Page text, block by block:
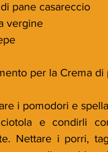
pane casareccio
vergine
per la Crema
i pomodori e
e condirli
Nettare i porri,